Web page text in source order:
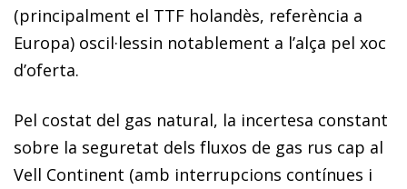
(principalment el TTF holandès, referència a
Europa) oscil·lessin notablement a l’alça pel xoc
d’oferta.
Pel costat del gas natural, la incertesa constant
sobre la seguretat dels fluxos de gas rus cap al
Vell Continent (amb interrupcions contínues i